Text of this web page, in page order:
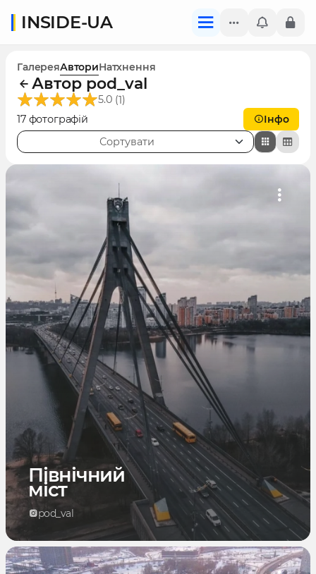
INSIDE-UA
ГалереяАвториНатхнення
Автор pod_val
5.0 (1)
17 фотографій
Інфо
Сортувати
Північний
міст
pod_val